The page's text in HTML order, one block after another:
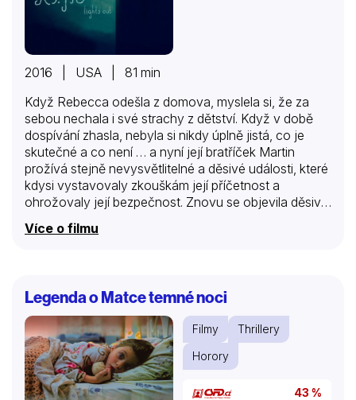
2016 | USA | 81 min
Když Rebecca odešla z domova, myslela si, že za
sebou nechala i své strachy z dětství. Když v době
dospívání zhasla, nebyla si nikdy úplně jistá, co je
skutečné a co není … a nyní její bratříček Martin
prožívá stejně nevysvětlitelné a děsivé události, které
kdysi vystavovaly zkouškám její příčetnost a
ohrožovaly její bezpečnost. Znovu se objevila děsivá
bytost tajemně propojená s její matkou Sophií. Ale
tentokrát, s tím, jak se Rebecca přibližuje k odhalení
Více o filmu
Legenda o Matce temné noci
Filmy
Thrillery
Horory
43 %